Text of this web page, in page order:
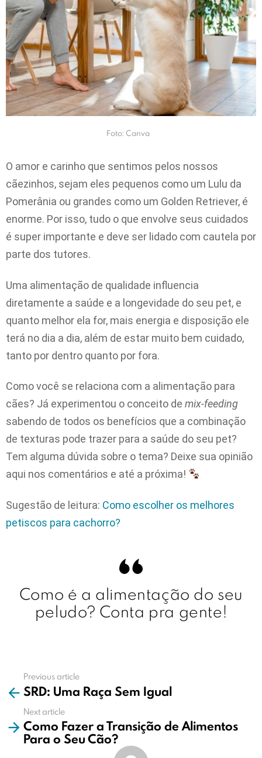
Foto: Canva
O amor e carinho que sentimos pelos nossos
cãezinhos, sejam eles pequenos como um Lulu da
Pomerânia ou grandes como um Golden Retriever, é
enorme. Por isso, tudo o que envolve seus cuidados
é super importante e deve ser lidado com cautela por
parte dos tutores.
Uma alimentação de qualidade influencia
diretamente a saúde e a longevidade do seu pet, e
quanto melhor ela for, mais energia e disposição ele
terá no dia a dia, além de estar muito bem cuidado,
tanto por dentro quanto por fora.
Como você se relaciona com a alimentação para
cães? Já experimentou o conceito de mix-feeding
sabendo de todos os benefícios que a combinação
de texturas pode trazer para a saúde do seu pet?
Tem alguma dúvida sobre o tema? Deixe sua opinião
aqui nos comentários e até a próxima!
Sugestão de leitura: Como escolher os melhores
petiscos para cachorro?
Como é a alimentação do seu
peludo? Conta pra gente!
more
Previous article
SRD: Uma Raça Sem Igual
Next article
Como Fazer a Transição de Alimentos
Para o Seu Cão?